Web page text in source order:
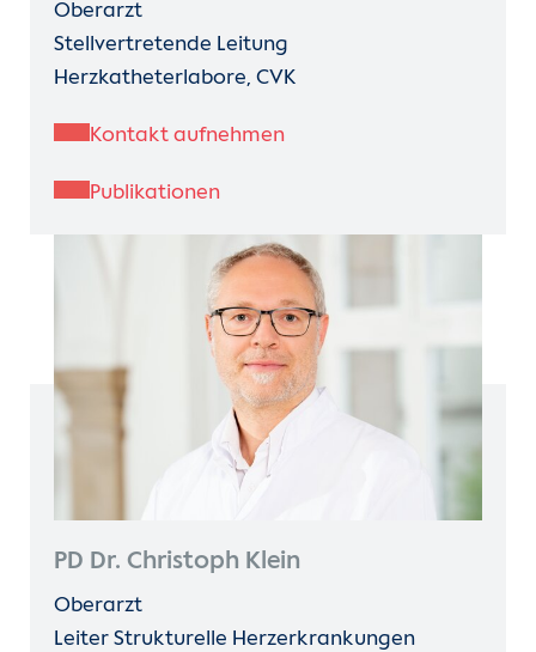
Oberarzt
Stellvertretende Leitung
Herzkatheterlabore, CVK
Kontakt aufnehmen
Publikationen
PD Dr. Christoph Klein
Oberarzt
Leiter Strukturelle Herzerkrankungen